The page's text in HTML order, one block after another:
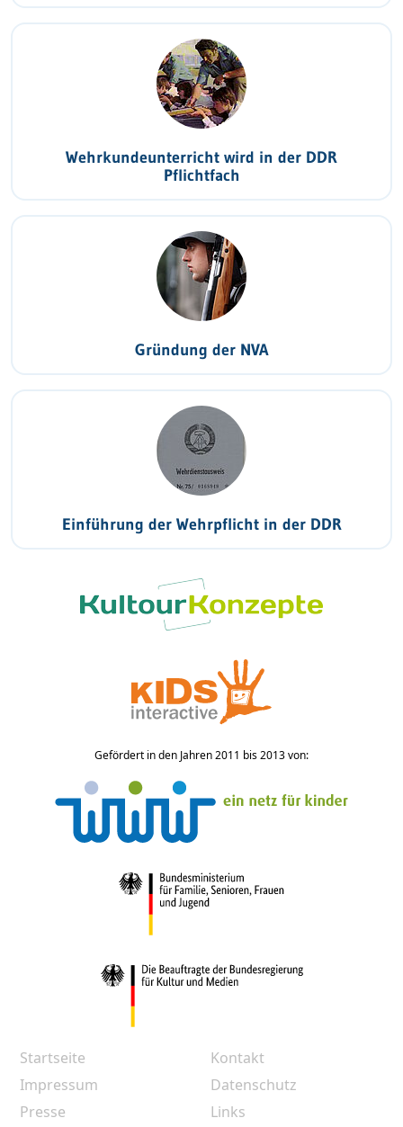
Wehrkundeunterricht wird in der DDR
Pflichtfach
Gründung der NVA
Einführung der Wehrpflicht in der DDR
Gefördert in den Jahren 2011 bis 2013 von:
Startseite
Kontakt
Impressum
Datenschutz
Presse
Links